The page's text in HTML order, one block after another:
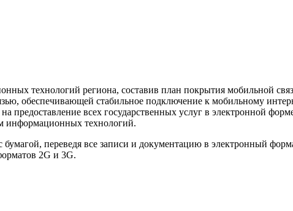
технологий региона, составив план покрытия мобильной
обеспечивающей стабильное подключение к мобильному
всех государственных услуг в электронной
информационных технологий.
переведя все записи и документацию в электронный
2G и 3G.